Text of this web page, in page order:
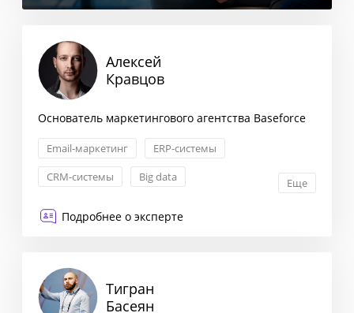
Алексей
Кравцов
Основатель маркетингового агентства Baseforce
Email-маркетинг
ERP-системы
CRM-системы
Big data Еще
Подробнее о эксперте
Тигран
Басеян